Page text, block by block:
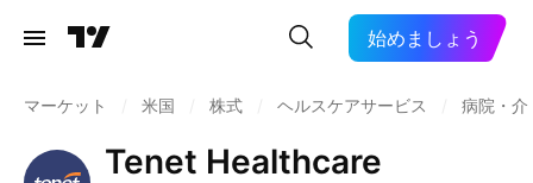
始めましょう
マーケット 米国 株式 ヘルスケアサービス 病院・介
Tenet Healthcare